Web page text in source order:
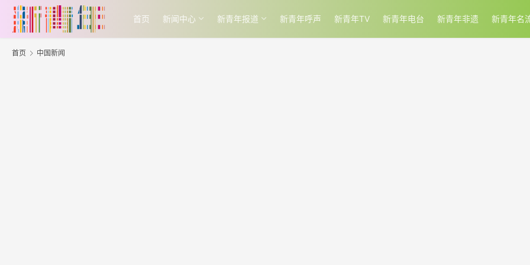
首页 新闻中心 新青年报道 新青年呼声 新青年TV 新青年电台 新青年非遗 新青年名
首页 中国新闻